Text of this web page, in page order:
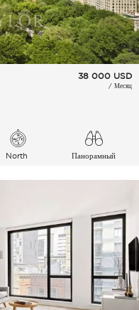
38 000 USD
/ Месяц
North Панорамный